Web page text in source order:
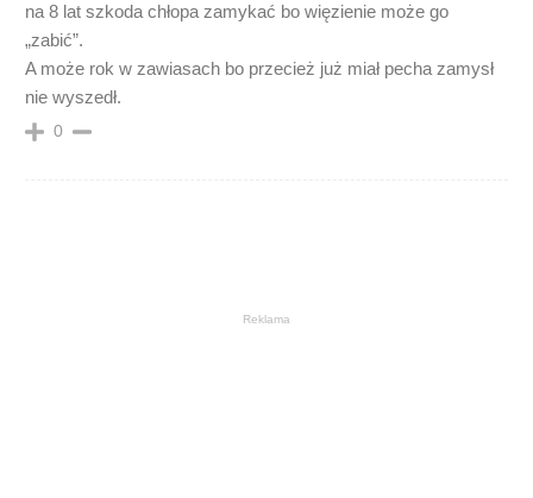
na 8 lat szkoda chłopa zamykać bo więzienie może go
„zabić”.
A może rok w zawiasach bo przecież już miał pecha zamysł
nie wyszedł.
0
Reklama